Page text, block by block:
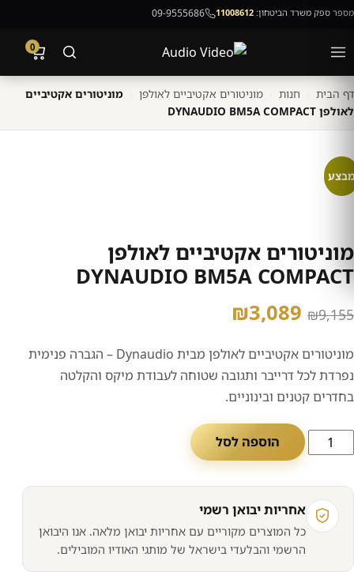
מספר ספק משרד הביטחון: 11008612
09-9555686
0
דף הבית חנות מוניטורים אקטיביים לאולפן
מוניטורים אקטיביים
לאולפן DYNAUDIO BM5A COMPACT
מוניטורים אקטיביים לאולפן
DYNAUDIO BM5A COMPACT
₪9,155
המחיר
המקורי
היה:
₪3,089
הנוכחי
הוא:
מוניטורים אקטיביים לאולפן מבית Dynaudio – הגברה פנימית
נפרדת לכל דרייבר ותגובה שטוחה לעבודת מיקס והקלטה
בחדרים קטנים ובינוניים.
כמות
של
אקטיביים
לאולפן
DYNAUDIO
BM5A
הוספה לסל
אחריות יבואן רשמי
כל המוצרים מקוריים עם אחריות יבואן מלאה. אנו היבואן
הרשמי והבלעדי בישראל של מותגי האודיו המובילים.